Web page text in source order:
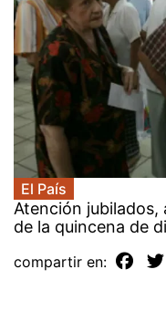
El País
Atención jubilados,
de la quincena de
compartir en: